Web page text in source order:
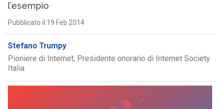
l’esempio
Pubblicato il 19 Feb 2014
Stefano Trumpy
Pioniere di Internet, Presidente onorario di Internet Society
Italia